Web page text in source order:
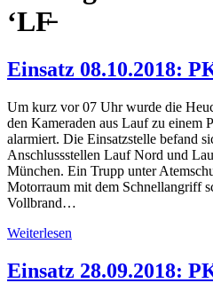
‘LF̵
Einsatz 08.10.2018:
Um kurz vor 07 Uhr wurde die
den Kameraden aus Lauf zu einem
alarmiert. Die Einsatzstelle befand
Anschlussstellen Lauf Nord und
München. Ein Trupp unter
Motorraum mit dem Schnellangriff
Vollbrand…
Weiterlesen
Einsatz 28.09.2018: